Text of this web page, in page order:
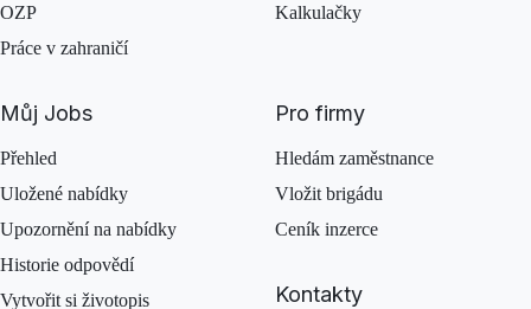
OZP
Práce v zahraničí
Kalkulačky
Můj Jobs
Přehled
Uložené nabídky
Upozornění na nabídky
Historie odpovědí
Vytvořit si životopis
Pro firmy
Hledám zaměstnance
Vložit brigádu
Ceník inzerce
Kontakty